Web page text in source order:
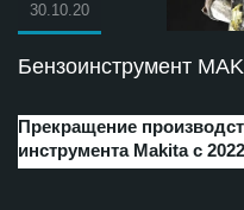
30.10.20
Бензоинструмент
Прекращение
инструмента Makita с